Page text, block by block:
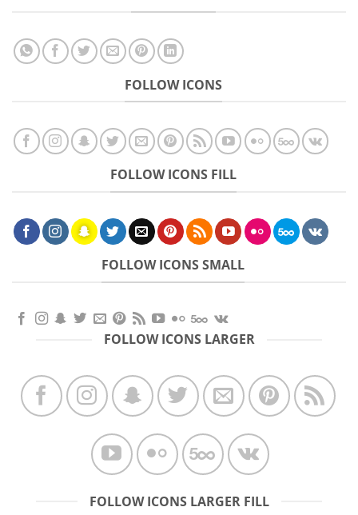
FOLLOW ICONS
FOLLOW ICONS FILL
FOLLOW ICONS SMALL
FOLLOW ICONS LARGER
FOLLOW ICONS LARGER FILL